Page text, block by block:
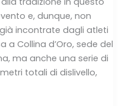
e, dunque, non
incontrate dagli atleti
a Collina d’Oro, sede del
ma anche una serie di
totali di dislivello,